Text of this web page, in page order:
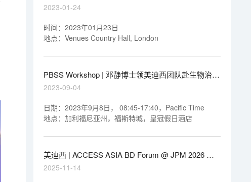
2023-01-24
时间：2023年01月23日
地点：Venues Country Hall, London
PBSS Workshop | 邓静博士领美迪西团队赴生物治疗
专题研讨会
2023-09-04
日期：2023年9月8日， 08:45-17:40，Pacific Time
地点：加利福尼亚州，福斯特城，皇冠假日酒店
美迪西 | ACCESS ASIA BD Forum @ JPM 2026 特
邀赞助方
2025-11-14